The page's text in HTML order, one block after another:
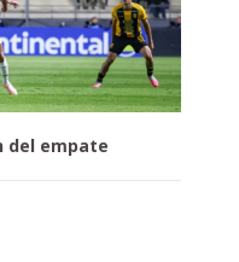
del empate